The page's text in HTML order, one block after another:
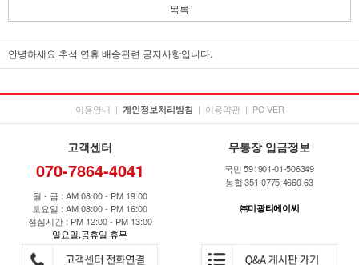
목록
안녕하세요 추석 연휴 배송관련 공지사항입니다.
이용안내 | 개인정보처리방침 | 이용약관 | PC VER
고객센터
070-7864-4041
월 - 금 : AM 08:00 - PM 19:00
토요일 : AM 08:00 - PM 16:00
점심시간 : PM 12:00 - PM 13:00
일요일,공휴일 휴무
무통장 입금정보
국민 591901-01-506349
농협 351-0775-4660-63
㈜미광티에이씨